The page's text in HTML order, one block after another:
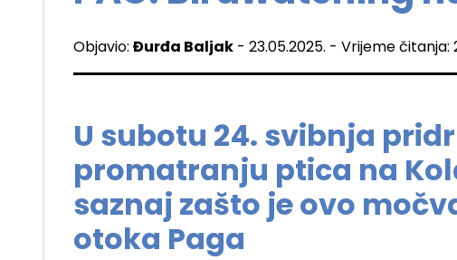
Objavio: Đurđa Baljak - 23.05.2025. - Vrijeme čitanja:
U subotu 24. svibnja
promatranju ptica na
saznaj zašto je ovo
otoka Paga